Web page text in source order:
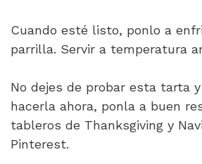
Cuando esté listo, ponlo a
parrilla. Servir a temperatura
No dejes de probar esta tarta
hacerla ahora, ponla a buen
tableros de Thanksgiving y
Pinterest.